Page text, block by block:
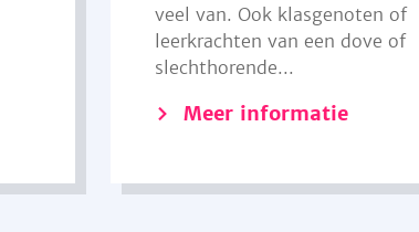
veel van. Ook klasgenoten of
leerkrachten van een dove of
slechthorende...
Meer informatie